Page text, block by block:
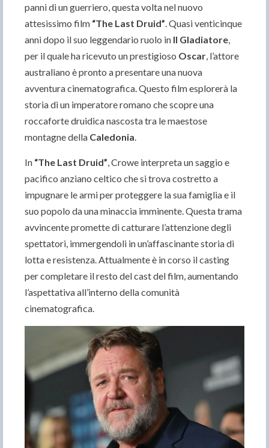
panni di un guerriero, questa volta nel nuovo
attesissimo film “The Last Druid”. Quasi venticinque
anni dopo il suo leggendario ruolo in Il Gladiatore,
per il quale ha ricevuto un prestigioso Oscar, l’attore
australiano è pronto a presentare una nuova
avventura cinematografica. Questo film esplorerà la
storia di un imperatore romano che scopre una
roccaforte druidica nascosta tra le maestose
montagne della Caledonia.
In “The Last Druid”, Crowe interpreta un saggio e
pacifico anziano celtico che si trova costretto a
impugnare le armi per proteggere la sua famiglia e il
suo popolo da una minaccia imminente. Questa trama
avvincente promette di catturare l’attenzione degli
spettatori, immergendoli in un’affascinante storia di
lotta e resistenza. Attualmente è in corso il casting
per completare il resto del cast del film, aumentando
l’aspettativa all’interno della comunità
cinematografica.